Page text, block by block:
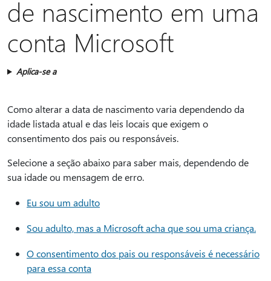
de nascimento em uma
conta Microsoft
Aplica-se a
Como alterar a data de nascimento varia dependendo da
idade listada atual e das leis locais que exigem o
consentimento dos pais ou responsáveis.
Selecione a seção abaixo para saber mais, dependendo de
sua idade ou mensagem de erro.
Eu sou um adulto
Sou adulto, mas a Microsoft acha que sou uma criança.
O consentimento dos pais ou responsáveis é necessário
para essa conta